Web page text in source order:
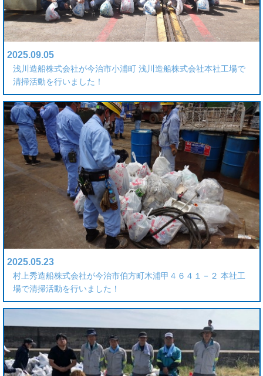
2025.09.05
浅川造船株式会社が今治市小浦町 浅川造船株式会社本社工場で
清掃活動を行いました！
2025.05.23
村上秀造船株式会社が今治市伯方町木浦甲４６４１－２ 本社工
場で清掃活動を行いました！